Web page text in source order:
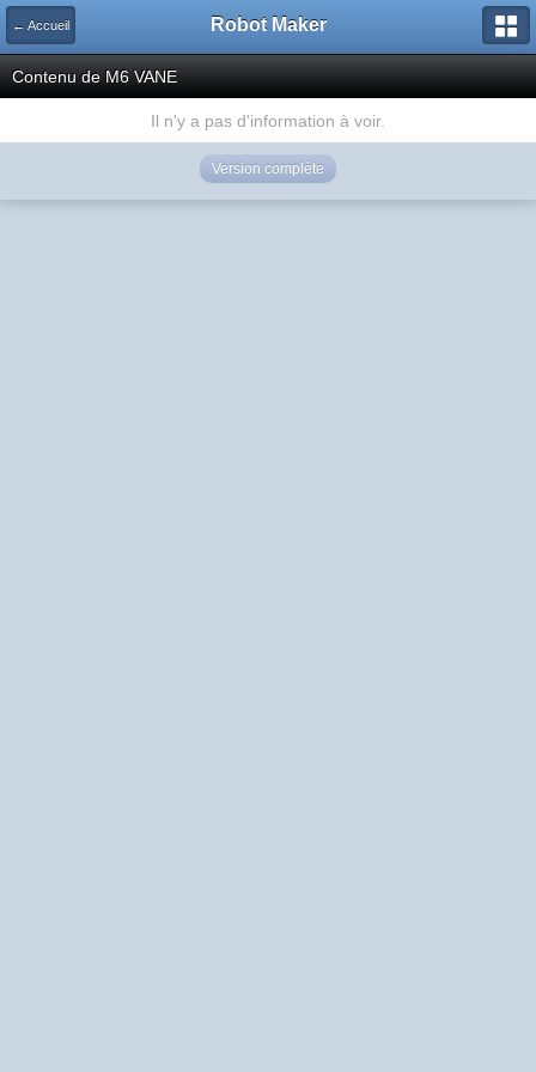
← Accueil Robot Maker
Contenu de M6 VANE
Il n'y a pas d'information à voir.
Version complète